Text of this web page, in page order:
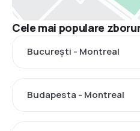
Cele mai populare
București - Montreal
Budapesta - Montreal